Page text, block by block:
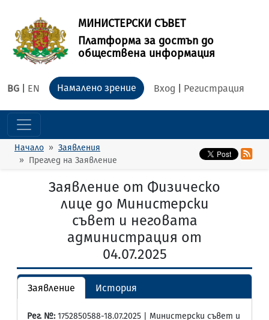
МИНИСТЕРСКИ СЪВЕТ
Платформа за достъп до
обществена информация
BG EN Вход Регистрация
Намалено зрение
Начало
Заявления
Преглед на Заявление
Заявление от Физическо
лице до Министерски
съвет и неговата
администрация от
04.07.2025
Заявление История
Рег. №: 1752850588-18.07.2025 | Министерски съвет и